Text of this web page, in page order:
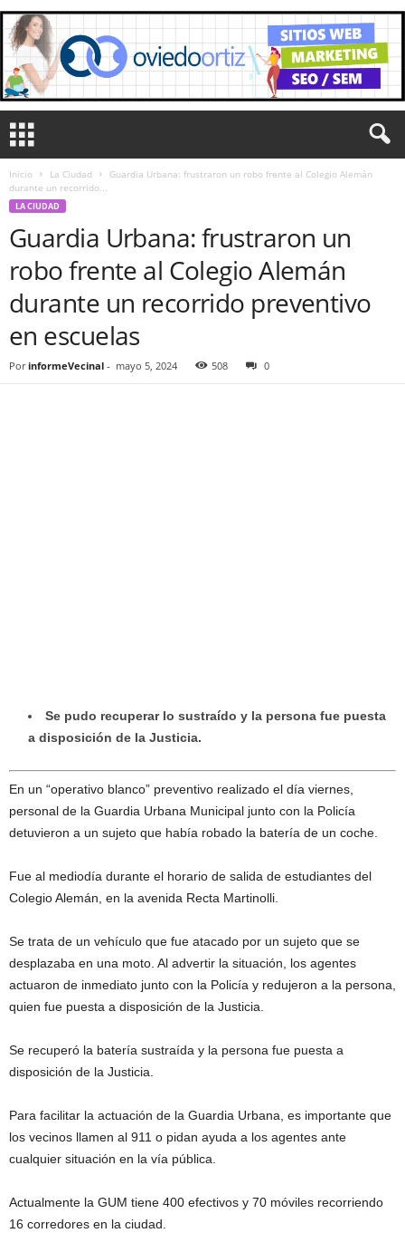
Inicio La Ciudad
Guardia Urbana: frustraron un robo frente al Colegio Alemán
durante un recorrido...
LA CIUDAD
Guardia Urbana: frustraron un
robo frente al Colegio Alemán
durante un recorrido preventivo
en escuelas
Por informeVecinal - mayo 5, 2024 508 0
Se pudo recuperar lo sustraído y la persona fue puesta
a disposición de la Justicia.
En un “operativo blanco” preventivo realizado el día viernes,
personal de la Guardia Urbana Municipal junto con la Policía
detuvieron a un sujeto que había robado la batería de un coche.
Fue al mediodía durante el horario de salida de estudiantes del
Colegio Alemán, en la avenida Recta Martinolli.
Se trata de un vehículo que fue atacado por un sujeto que se
desplazaba en una moto. Al advertir la situación, los agentes
actuaron de inmediato junto con la Policía y redujeron a la persona,
quien fue puesta a disposición de la Justicia.
Se recuperó la batería sustraída y la persona fue puesta a
disposición de la Justicia.
Para facilitar la actuación de la Guardia Urbana, es importante que
los vecinos llamen al 911 o pidan ayuda a los agentes ante
cualquier situación en la vía pública.
Actualmente la GUM tiene 400 efectivos y 70 móviles recorriendo
16 corredores en la ciudad.